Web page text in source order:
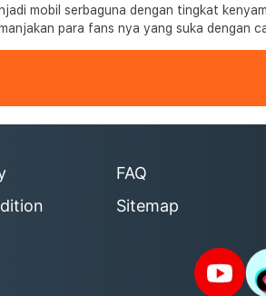
mobil serbaguna dengan tingkat
para fans nya yang suka dengan
FAQ
Sitemap